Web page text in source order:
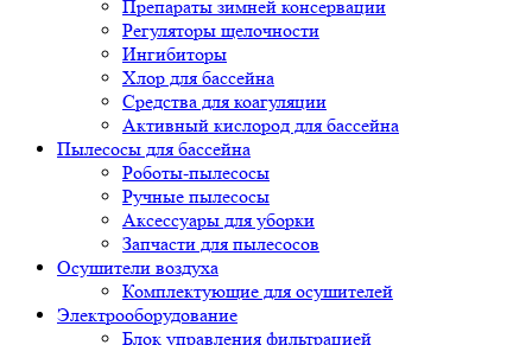
Препараты зимней консервации
Регуляторы щелочности
Ингибиторы
Хлор для бассейна
Средства для коагуляции
Активный кислород для бассейна
Пылесосы для бассейна
Роботы-пылесосы
Ручные пылесосы
Аксессуары для уборки
Запчасти для пылесосов
Осушители воздуха
Комплектующие для осушителей
Электрооборудование
Блок управления фильтрацией